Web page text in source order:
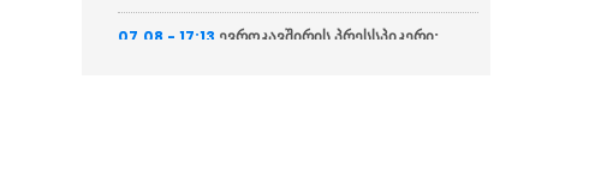
07.08 - 17:13 ევროკავშირის პრესსპიკერი: